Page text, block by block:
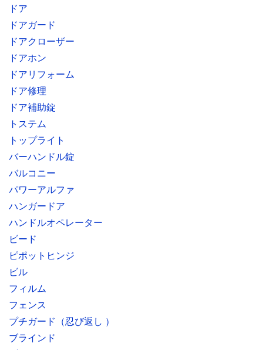
ドア
ドアガード
ドアクローザー
ドアホン
ドアリフォーム
ドア修理
ドア補助錠
トステム
トップライト
バーハンドル錠
バルコニー
パワーアルファ
ハンガードア
ハンドルオペレーター
ビード
ピポットヒンジ
ビル
フィルム
フェンス
プチガード（忍び返し ）
ブラインド